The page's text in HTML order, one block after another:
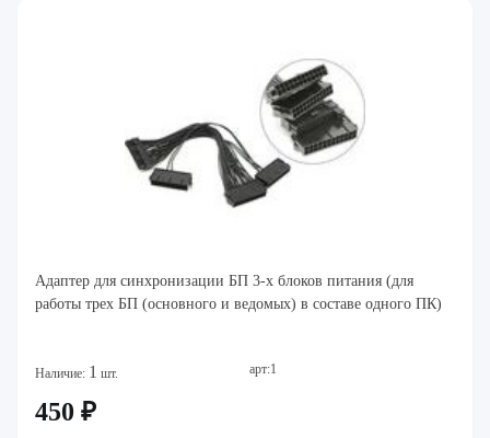
Адаптер для синхронизации БП 3-х блоков питания (для
работы трех БП (основного и ведомых) в составе одного ПК)
Наличие: 1 шт. арт:1
450 ₽